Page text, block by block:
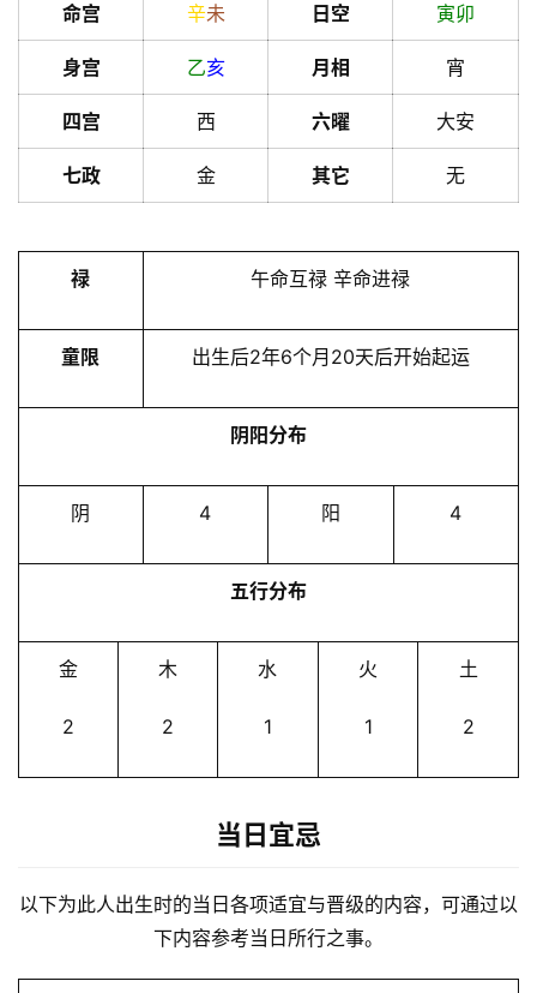
命宫 辛未 日空 寅卯
身宫 乙亥 月相 宵
四宫 西 六曜 大安
七政 金 其它 无
禄 午命互禄 辛命进禄
童限 出生后2年6个月20天后开始起运
阴阳分布
阴 4 阳 4
五行分布
金
2
木
2
水
1
火
1
土
2
当日宜忌
以下为此人出生时的当日各项适宜与晋级的内容，可通过以
下内容参考当日所行之事。